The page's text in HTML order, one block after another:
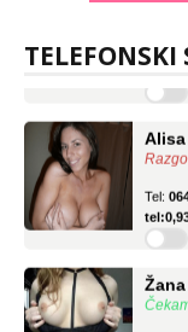
TELEFONSKI